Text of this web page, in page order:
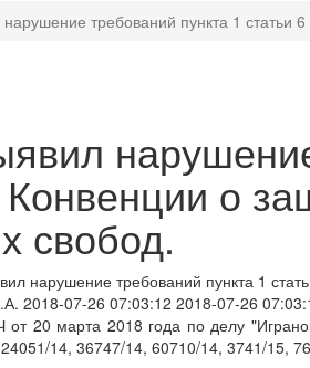
требований пункта 1 статьи
Конвенции о
свобод.
нарушение требований пункта 1
2018-07-26 07:03:12 2018-07-26
20 марта 2018 года по делу
14, 36747/14, 60710/14, 3741/15,